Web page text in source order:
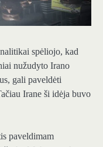
spėliojo, kad
nužudyto Irano
gali paveldėti
Irane ši idėja buvo
paveldimam